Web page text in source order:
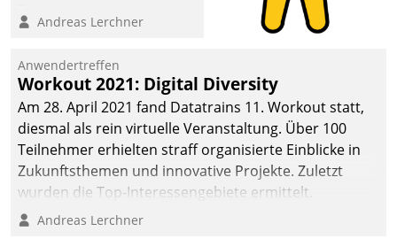
Teilnehmer kurzweilige
Cloud-Strategien und -
Lösungen mit hohem
Zukunftspotenzial.
Andreas Lerchner
Anwendertreffen
Workout 2021: Digital Diversity
Am 28. April 2021 fand Datatrains 11. Workout statt,
diesmal als rein virtuelle Veranstaltung. Über 100
Teilnehmer erhielten straff organisierte Einblicke in
Zukunftsthemen und innovative Projekte. Zuletzt
wurden die Top-Interessengebiete ermittelt.
Andreas Lerchner